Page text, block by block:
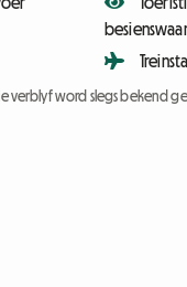
verblyf word slegs bekend